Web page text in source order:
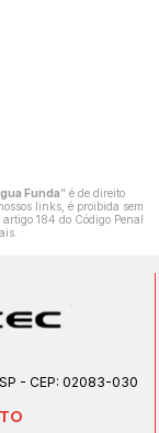
Funda" é de direito
links, é proibida sem
184 do Código Penal
.
- CEP: 02083-030